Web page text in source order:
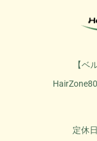
【ベ
定休